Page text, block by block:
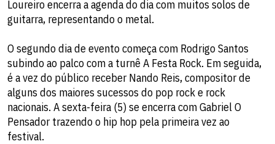
Loureiro encerra a agenda do dia com muitos solos de
guitarra, representando o metal.
O segundo dia de evento começa com Rodrigo Santos
subindo ao palco com a turnê A Festa Rock. Em seguida,
é a vez do público receber Nando Reis, compositor de
alguns dos maiores sucessos do pop rock e rock
nacionais. A sexta-feira (5) se encerra com Gabriel O
Pensador trazendo o hip hop pela primeira vez ao
festival.